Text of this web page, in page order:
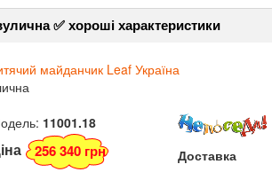
✅ хороші характеристики
майданчик Leaf Україна
11001.18
256 340 грн
Доставка